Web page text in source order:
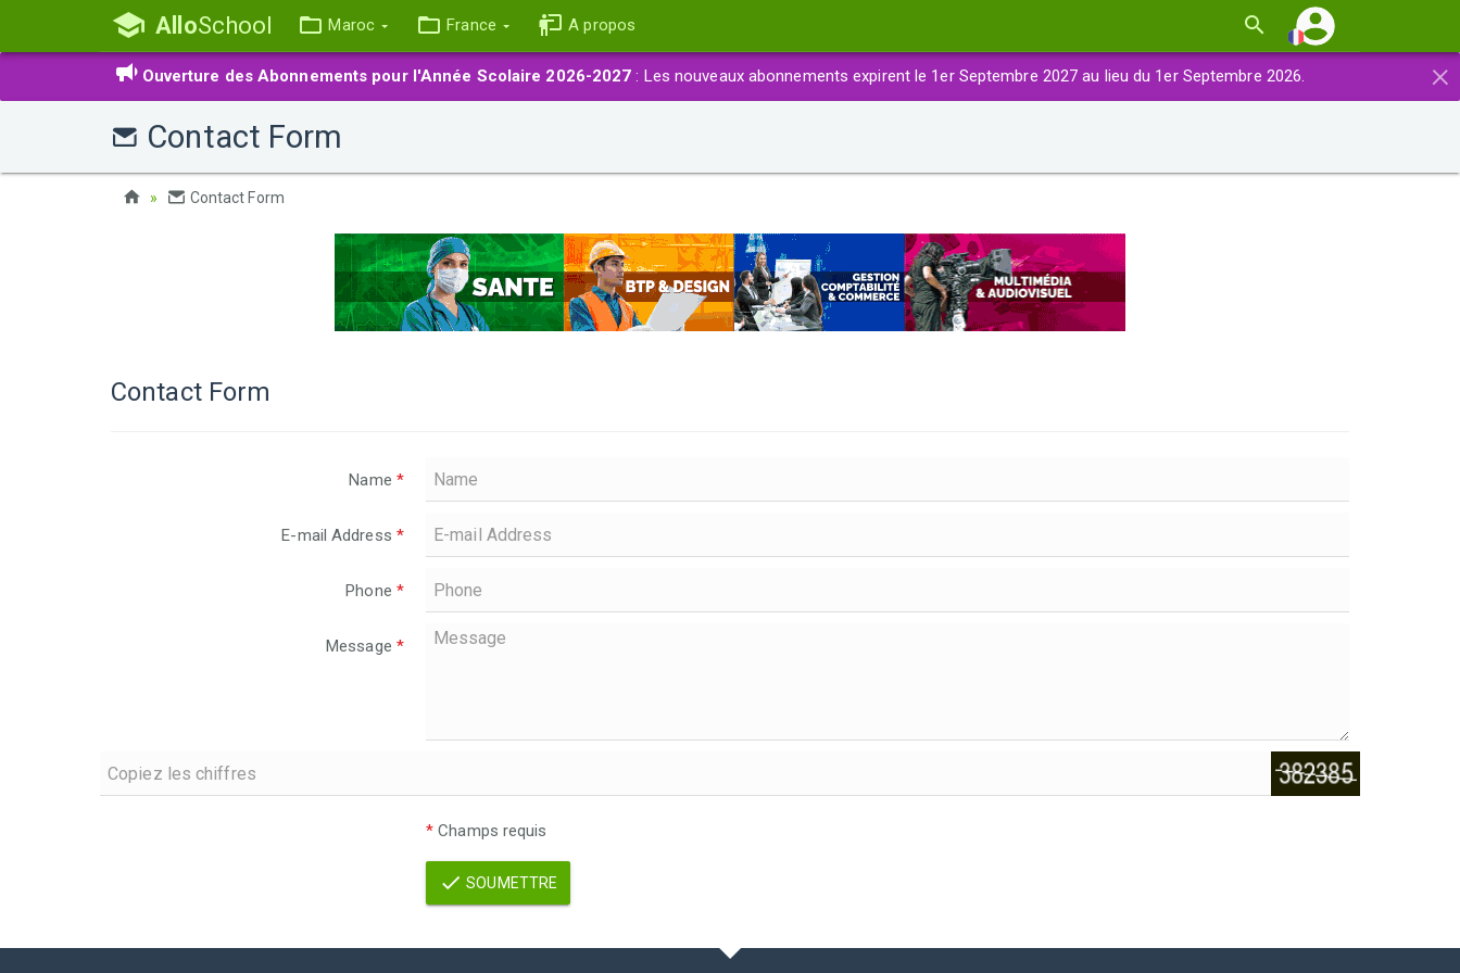
AlloSchool Maroc France A propos
×
Ouverture des Abonnements pour l'Année Scolaire 2026-2027 : Les nouveaux abonnements expirent le 1er Septembre 2027 au lieu du 1er Septembre 2026.
Contact Form
Contact Form
Contact Form
Name *
E-mail Address *
Phone *
Message *
* Champs requis
SOUMETTRE